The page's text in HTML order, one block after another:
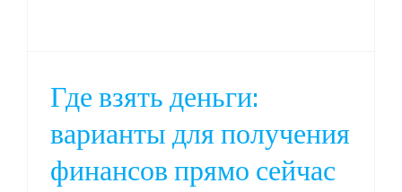
Где взять деньги:
варианты для получения
финансов прямо сейчас